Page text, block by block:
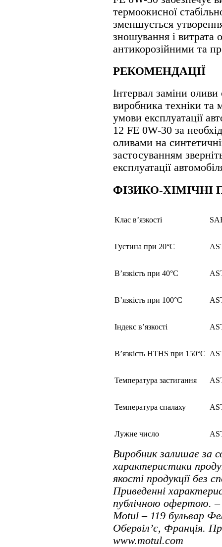
термоокисної
зменшується
зношування і витрата
антикорозійними та
РЕКОМЕНДАЦІЇ
Інтервал заміни оливи
виробника техніки та
умови експлуатації
12 FE 0W-30 за
оливами на
застосуванням
експлуатації
ФІЗИКО-
Клас в’язкості
Густина при 20°C
В’язкість при 40°C
В’язкість при 100°C
Індекс в’язкості
В’язкість HTHS при 150°C
Температура застигання
Температура спалаху
Лужне число
Виробник залишає за
характеристики
якості продукції без
Приведенні
публічною офертою. –
Motul – 119 бульвар
Обервіл’є, Франція.
www.motul.com